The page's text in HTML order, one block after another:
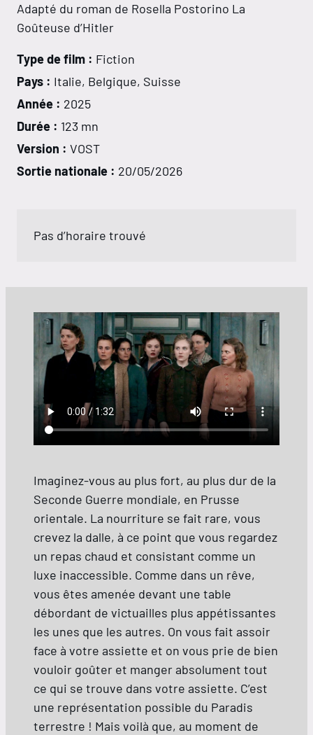
Adapté du roman de Rosella Postorino La
Goûteuse d’Hitler
Type de film : Fiction
Pays : Italie, Belgique, Suisse
Année : 2025
Durée : 123 mn
Version : VOST
Sortie nationale : 20/05/2026
Pas d’horaire trouvé
Imaginez-vous au plus fort, au plus dur de la
Seconde Guerre mondiale, en Prusse
orientale. La nourriture se fait rare, vous
crevez la dalle, à ce point que vous regardez
un repas chaud et consistant comme un
luxe inaccessible. Comme dans un rêve,
vous êtes amenée devant une table
débordant de victuailles plus appétissantes
les unes que les autres. On vous fait assoir
face à votre assiette et on vous prie de bien
vouloir goûter et manger absolument tout
ce qui se trouve dans votre assiette. C’est
une représentation possible du Paradis
terrestre ! Mais voilà que, au moment de